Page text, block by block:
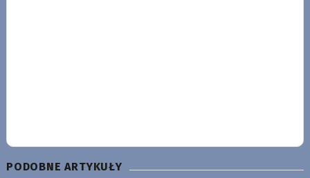
PODOBNE ARTYKUŁY